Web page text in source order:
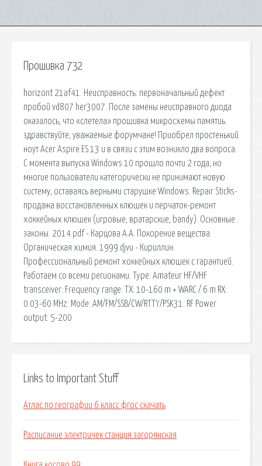
Прошивка 732
horizont 21af41. Неисправность: первоначальный дефект
пробой vd807 her3007. После замены неисправного диода
оказалось, что «слетела» прошивка микросхемы памятиь.
здравствуйте, уважаемые форумчане! Приобрел простенький
ноут Acer Aspire ES 13 и в связи с этим возникло два вопроса.
С момента выпуска Windows 10 прошло почти 2 года, но
многие пользователи категорически не принимают новую
систему, оставаясь верными старушке Windows. Repair Sticks-
продажа восстановленных клюшек и перчаток-ремонт
хоккейных клюшек (игровые, вратарские, bandy). Основные
законы. 2014.pdf - Карцова А.А. Покорение вещества.
Органическая химия. 1999.djvu - Кириллин.
Профессиональный ремонт хоккейных клюшек с гарантией.
Работаем со всеми регионами. Type: Amateur HF/VHF
transceiver: Frequency range: TX: 10-160 m + WARC / 6 m RX:
0.03-60 MHz: Mode: AM/FM/SSB/CW/RTTY/PSK31: RF Power
output: 5-200
Links to Important Stuff
Атлас по географии 6 класс фгос скачать
Расписание электричек станция загорянская